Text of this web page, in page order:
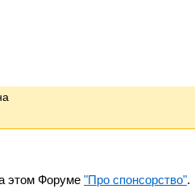
этом Форуме "Про спонсорство".